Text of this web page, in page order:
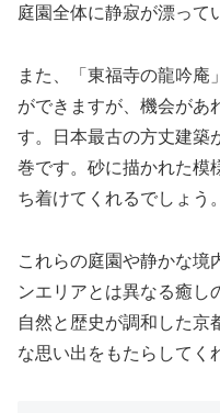
庭園全体に静寂が漂って
また、「東福寺の龍吟庵
ができますが、機会があ
す。日本最古の方丈建築
巻です。砂に描かれた模
ち着けてくれるでしょう。
これらの庭園や静かな境
ンエリアとは異なる癒し
自然と歴史が調和した京
な思い出をもたらしてく